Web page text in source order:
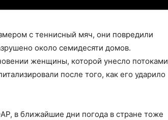
с теннисный мяч, они повредили
около семидесяти домов.
женщины, которой унесло потоками
после того, как его ударило
в ближайшие дни погода в стране тоже